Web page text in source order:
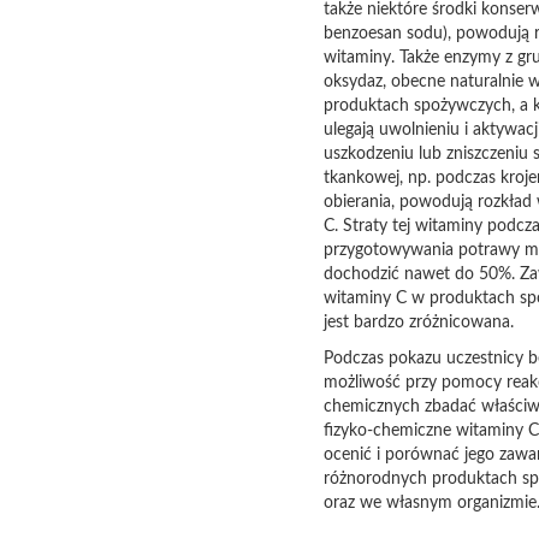
także niektóre środki
benzoesan sodu), powodują
witaminy. Także enzymy z
oksydaz, obecne naturalnie
produktach spożywczych, a
ulegają uwolnieniu i
uszkodzeniu lub zniszczeniu
tkankowej, np. podczas
obierania, powodują rozkład
C. Straty tej witaminy
przygotowywania potrawy
dochodzić nawet do 50%.
witaminy C w produktach
jest bardzo zróżnicowana.
Podczas pokazu uczestnicy
możliwość przy pomocy
chemicznych zbadać
fizyko-chemiczne witaminy
ocenić i porównać jego
różnorodnych produktach
oraz we własnym organizmie.